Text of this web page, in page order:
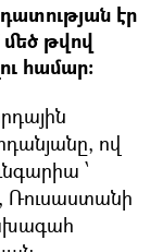
էր
թվով
համար։
ով
՝
Ռուսաստանի